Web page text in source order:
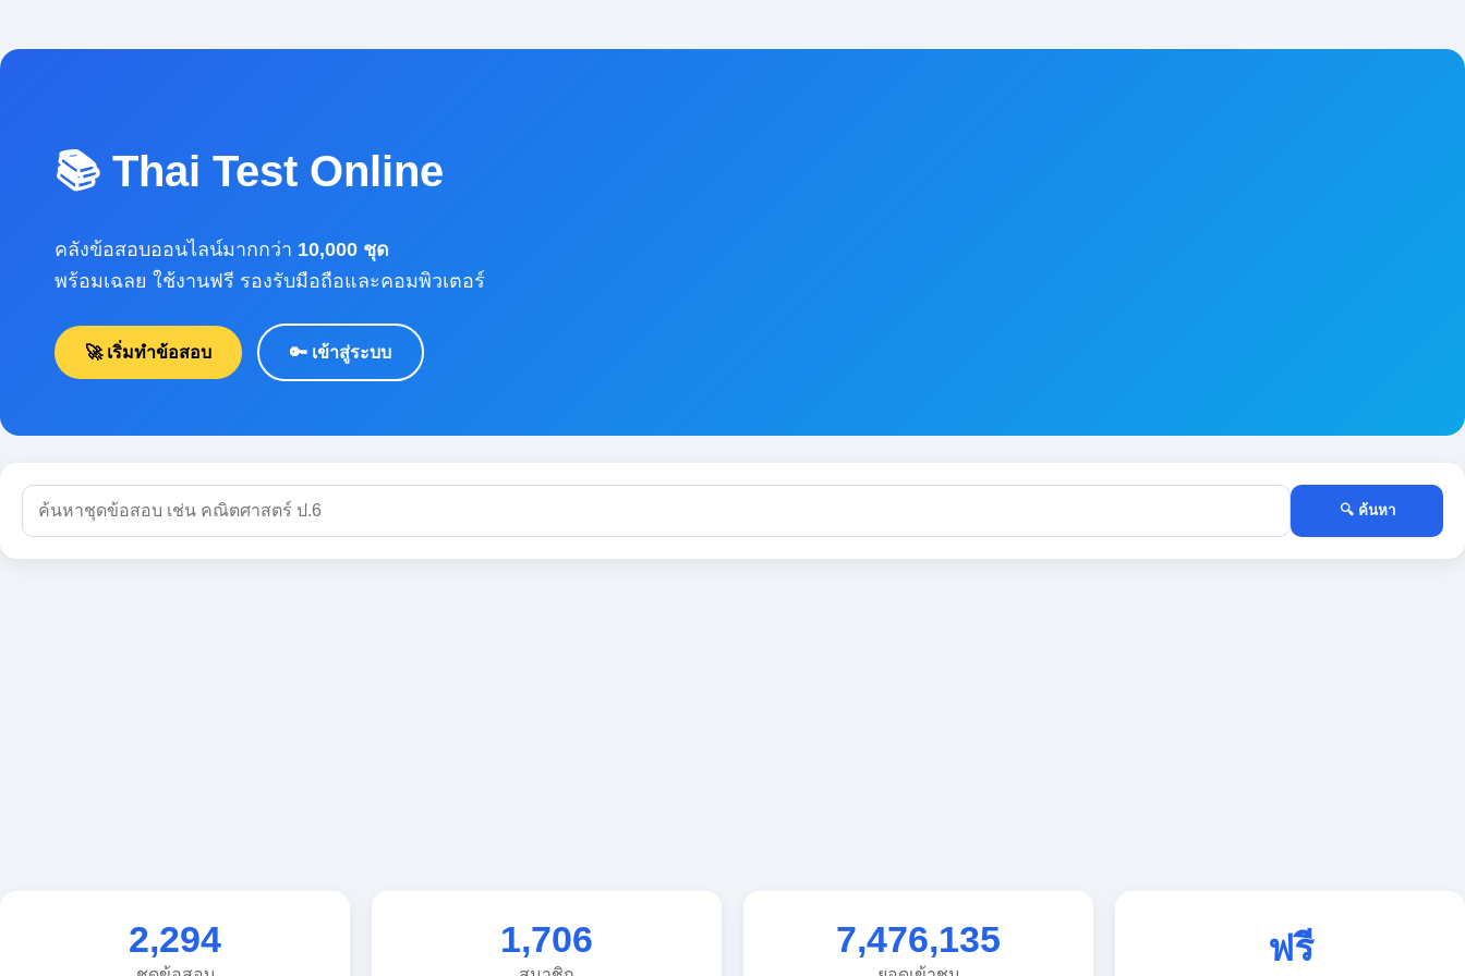
📚 Thai Test Online
คลังข้อสอบออนไลน์มากกว่า10,000 ชุด
พร้อมเฉลย ใช้งานฟรี รองรับมือถือและคอมพิวเตอร์
🚀 เริ่มทำข้อสอบ 🔑 เข้าสู่ระบบ
2,294
ชุดข้อสอบ
1,706
สมาชิก
7,476,135
ยอดเข้าชม
ฟรี
ใช้งานตลอด 24 ชั่วโมง